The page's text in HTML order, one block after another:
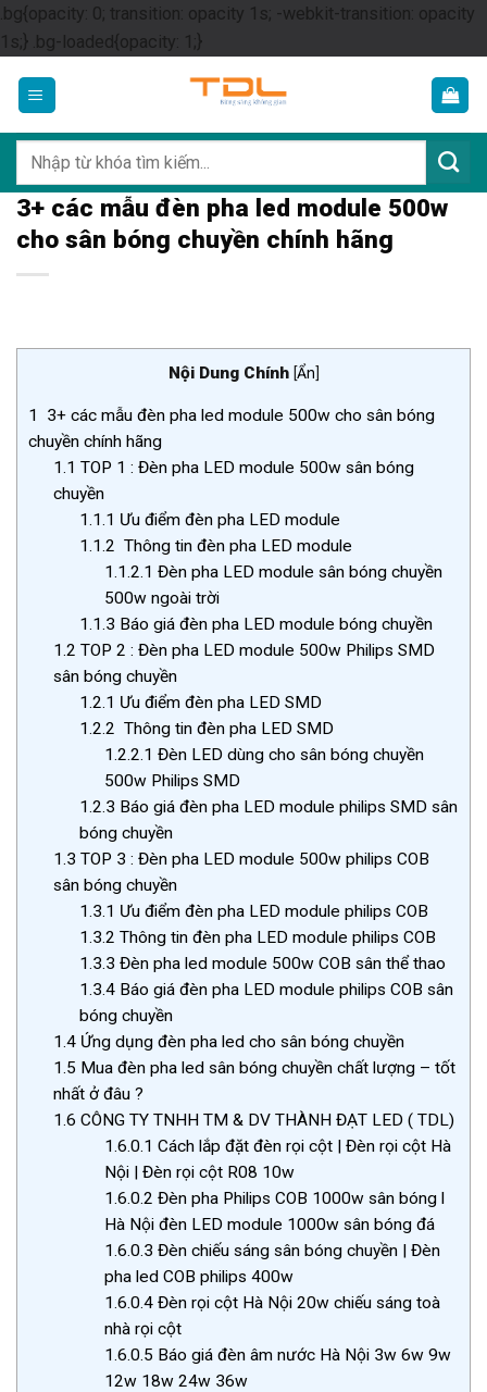
.bg{opacity: 0; transition: opacity 1s; -webkit-transition: opacity
1s;} .bg-loaded{opacity: 1;}Skip
content
kiếm:
3+ các mẫu đèn pha led module 500w
cho sân bóng chuyền chính hãng
Nội Dung Chính [Ẩn]
1
3+ các mẫu đèn pha led module 500w cho sân bóng
chuyền chính hãng
1.1 TOP 1 : Đèn pha LED module 500w sân bóng
chuyền
1.1.1 Ưu điểm đèn pha LED module
1.1.2 Thông tin đèn pha LED module
1.1.2.1 Đèn pha LED module sân bóng chuyền
500w ngoài trời
1.1.3 Báo giá đèn pha LED module bóng chuyền
1.2 TOP 2 : Đèn pha LED module 500w Philips SMD
sân bóng chuyền
1.2.1 Ưu điểm đèn pha LED SMD
1.2.2 Thông tin đèn pha LED SMD
1.2.2.1 Đèn LED dùng cho sân bóng chuyền
500w Philips SMD
1.2.3 Báo giá đèn pha LED module philips SMD sân
bóng chuyền
1.3 TOP 3 : Đèn pha LED module 500w philips COB
sân bóng chuyền
1.3.1 Ưu điểm đèn pha LED module philips COB
1.3.2 Thông tin đèn pha LED module philips COB
1.3.3 Đèn pha led module 500w COB sân thể thao
1.3.4Báo giá đèn pha LED module philips COB sân
bóng chuyền
1.4 Ứng dụng đèn pha led cho sân bóng chuyền
1.5 Mua đèn pha led sân bóng chuyền chất lượng – tốt
nhất ở đâu ?
1.6 CÔNG TY TNHH TM & DV THÀNH ĐẠT LED ( TDL)
1.6.0.1 Cách lắp đặt đèn rọi cột | Đèn rọi cột Hà
Nội | Đèn rọi cột R08 10w
1.6.0.2 Đèn pha Philips COB 1000w sân bóng l
Hà Nội đèn LED module 1000w sân bóng đá
1.6.0.3 Đèn chiếu sáng sân bóng chuyền | Đèn
pha led COB philips 400w
1.6.0.4Đèn rọi cột Hà Nội 20w chiếu sáng toà
nhà rọi cột
1.6.0.5 Báo giá đèn âm nước Hà Nội 3w 6w 9w
12w 18w 24w 36w